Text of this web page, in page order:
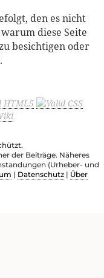
den es nicht
diese Seite
besichtigen oder
.
der Beiträge. Näheres
(Urheber- und
| Datenschutz | Über